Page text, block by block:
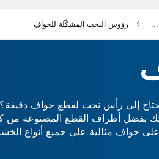
... ‏‫رؤوس النحت المشكّلة للحواف
إلى رأس نحت لقطع حواف
بفضل أطراف القطع المصنوعة من
على حواف مثالية على جميع أنواع